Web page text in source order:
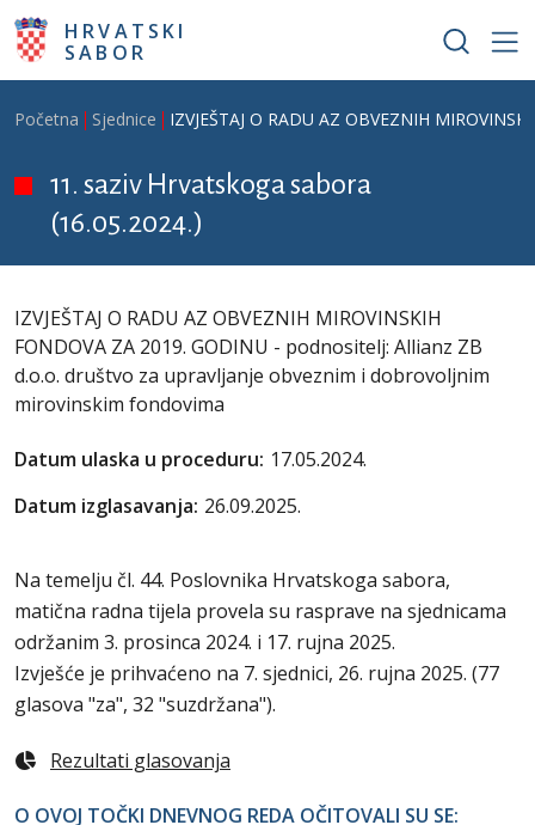
Skoči na glavni sadržaj
HRVATSKI
SABOR
Breadcrumb
Početna Sjednice IZVJEŠTAJ O RADU AZ OBVEZNIH
11. saziv Hrvatskoga sabora
(16.05.2024.)
IZVJEŠTAJ O RADU AZ OBVEZNIH MIROVINSKIH
FONDOVA ZA 2019. GODINU - podnositelj: Allianz ZB
d.o.o. društvo za upravljanje obveznim i dobrovoljnim
mirovinskim fondovima
Datum ulaska u proceduru: 17.05.2024.
Datum izglasavanja: 26.09.2025.
Na temelju čl. 44. Poslovnika Hrvatskoga sabora,
matična radna tijela provela su rasprave na sjednicama
održanim 3. prosinca 2024. i 17. rujna 2025.
Izvješće je prihvaćeno na 7. sjednici, 26. rujna 2025. (77
glasova "za", 32 "suzdržana").
Rezultati glasovanja
O OVOJ TOČKI DNEVNOG REDA OČITOVALI SU SE: